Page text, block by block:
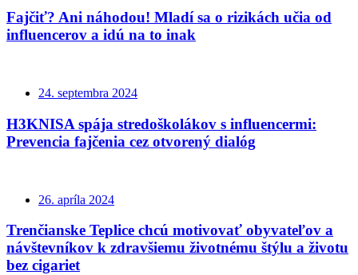
Fajčiť? Ani náhodou! Mladí sa o rizikách učia od
influencerov a idú na to inak
24. septembra 2024
H3KNISA spája stredoškolákov s influencermi:
Prevencia fajčenia cez otvorený dialóg
26. apríla 2024
Trenčianske Teplice chcú motivovať obyvateľov a
návštevníkov k zdravšiemu životnému štýlu a životu
bez cigariet